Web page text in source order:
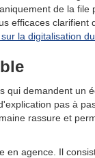
de la file
efficaces clarifient
la digitalisation
qui demandent un
pas à
rassure et
en agence. Il